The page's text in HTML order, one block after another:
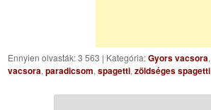
Ennyien olvasták: 3 563 | Kategória:Gyors vacsora,
vacsora, paradicsom, spagetti, zöldséges spagetti